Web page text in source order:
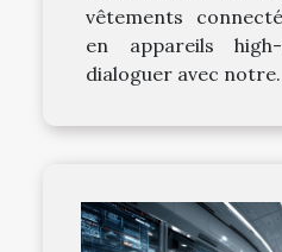
vêtements
en appareils
dialoguer avec